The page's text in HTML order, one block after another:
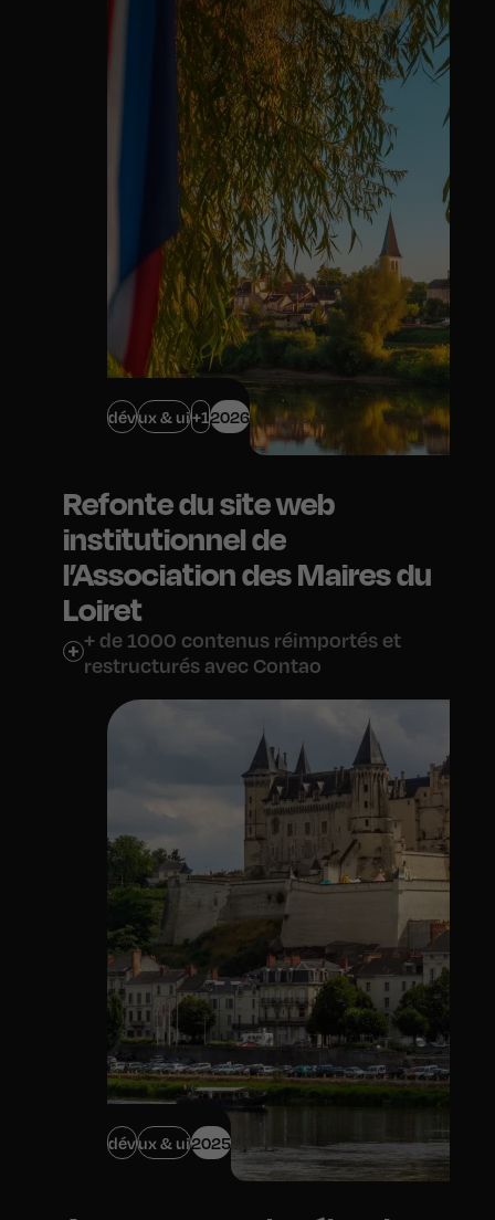
dévux & ui+12026
Refonte du site web
institutionnel de
l’Association des Maires du
Loiret
+ de 1000 contenus réimportés et
restructurés avec Contao
dévux & ui2025